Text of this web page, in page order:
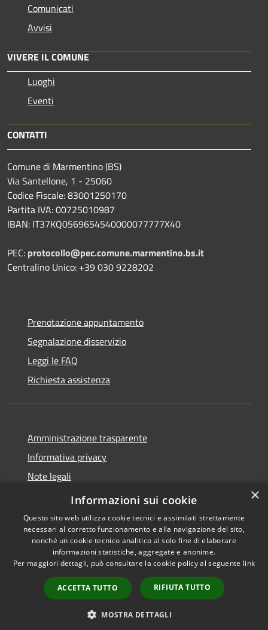
Comunicati
Avvisi
VIVERE IL COMUNE
Luoghi
Eventi
CONTATTI
Comune di Marmentino (BS)
Via Santellone, 1 - 25060
Codice Fiscale: 83001250170
Partita IVA: 00725010987
IBAN: IT37KQ0569654540000077777X40
PEC: protocollo@pec.comune.marmentino.bs.it
Centralino Unico: +39 030 9228202
Prenotazione appuntamento
Segnalazione disservizio
Leggi le FAQ
Richiesta assistenza
Amministrazione trasparente
Informativa privacy
Note legali
Dichiarazione di accessibilità
Accessibilità
Copyright © 2026 • Comune di
Marmentino • Powered by
Municipium•
Accesso
redazione
×
Informazioni sui cookie
Questo sito web utilizza cookie tecnici e assimilati strettamente
necessari al corretto funzionamento e alla navigazione del sito,
nonché un cookie tecnico analitico al solo fine di elaborare
informazioni statistiche, aggregate e anonime.
Per maggiori dettagli, può consultare la cookie policy al seguente link
ACCETTA TUTTO RIFIUTA TUTTO
MOSTRA DETTAGLI